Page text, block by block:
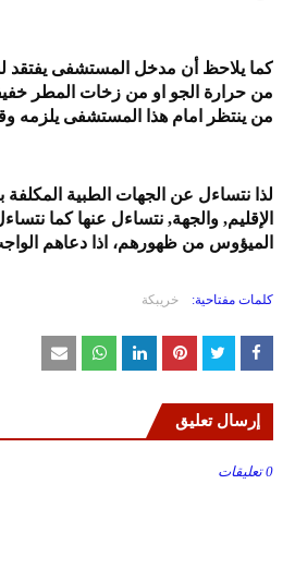
كما يلاحظ أن مدخل المستشفى يفتقد
من حرارة الجو او من زخات المطر
من ينتظر امام هذا المستشفى
لذا نتساءل عن الجهات الطبية
الإقليم, والجهة, نتساءل عنها كما
الميؤوس من ظهورهم، اذا دعاهم
كلمات مفتاحية: خريبكة
إرسال تعليق
0 تعليقات